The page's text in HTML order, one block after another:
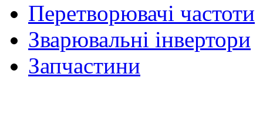
Перетворювачі частоти
Зварювальні інвертори
Запчастини